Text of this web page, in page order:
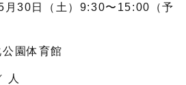
日（土）9:30〜15:00（予
園体育館
人